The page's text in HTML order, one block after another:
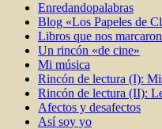
Enredandopalabras
Blog «Los Papeles de
Libros que nos
Un rincón «de cine»
Mi música
Rincón de lectura (I):
Rincón de lectura (II):
Afectos y desafectos
Así soy yo